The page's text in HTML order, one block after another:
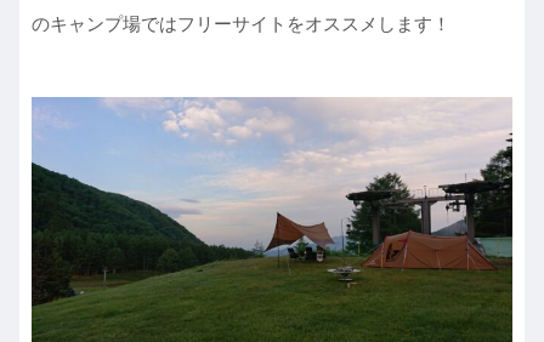
のキャンプ場ではフリーサイトをオススメします！